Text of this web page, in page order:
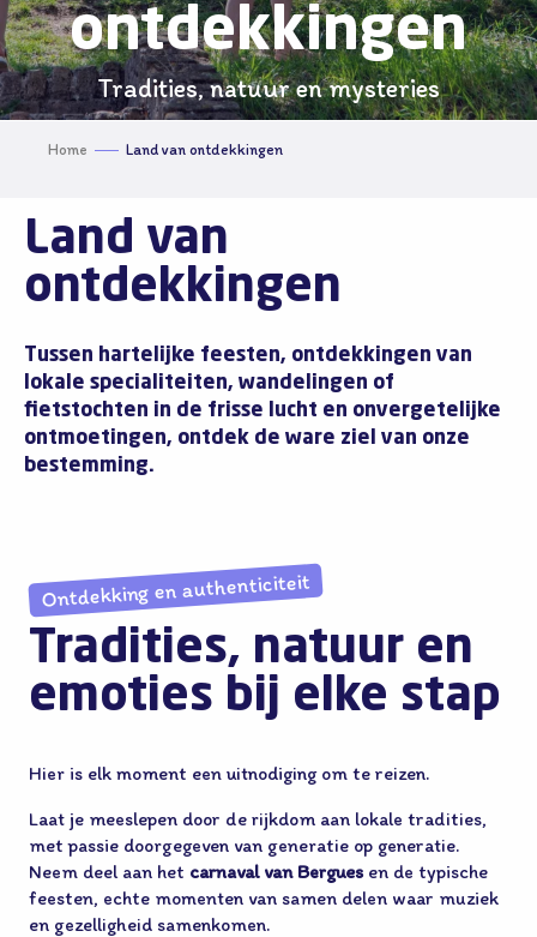
ontdekkingen
Tradities, natuur en mysteries
Home Land van ontdekkingen
Land van
ontdekkingen
Tussen hartelijke feesten, ontdekkingen van
lokale specialiteiten, wandelingen of
fietstochten in de frisse lucht en onvergetelijke
ontmoetingen, ontdek de ware ziel van onze
bestemming.
Ontdekking en authenticiteit
Tradities, natuur en
emoties bij elke stap
Hier is elk moment een uitnodiging om te reizen.
Laat je meeslepen door de rijkdom aan lokale tradities,
met passie doorgegeven van generatie op generatie.
Neem deel aan het carnaval van Berguesen de typische
feesten, echte momenten van samen delen waar muziek
en gezelligheid samenkomen.